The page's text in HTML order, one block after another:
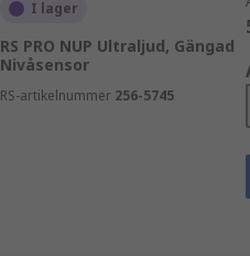
I lager
RS PRO NUP Ultraljud, Gängad
Nivåsensor
RS-artikelnummer 256-5745